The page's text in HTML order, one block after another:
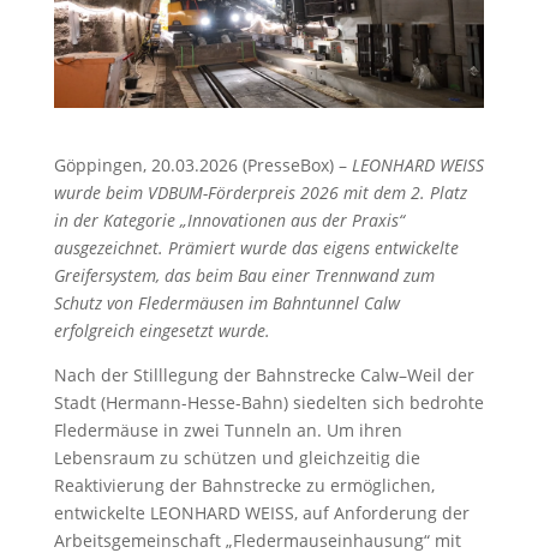
Göppingen, 20.03.2026 (PresseBox) – LEONHARD WEISS
wurde beim VDBUM-Förderpreis 2026 mit dem 2. Platz
in der Kategorie „Innovationen aus der Praxis“
ausgezeichnet. Prämiert wurde das eigens entwickelte
Greifersystem, das beim Bau einer Trennwand zum
Schutz von Fledermäusen im Bahntunnel Calw
erfolgreich eingesetzt wurde.
Nach der Stilllegung der Bahnstrecke Calw–Weil der
Stadt (Hermann-Hesse-Bahn) siedelten sich bedrohte
Fledermäuse in zwei Tunneln an. Um ihren
Lebensraum zu schützen und gleichzeitig die
Reaktivierung der Bahnstrecke zu ermöglichen,
entwickelte LEONHARD WEISS, auf Anforderung der
Arbeitsgemeinschaft „Fledermauseinhausung“ mit